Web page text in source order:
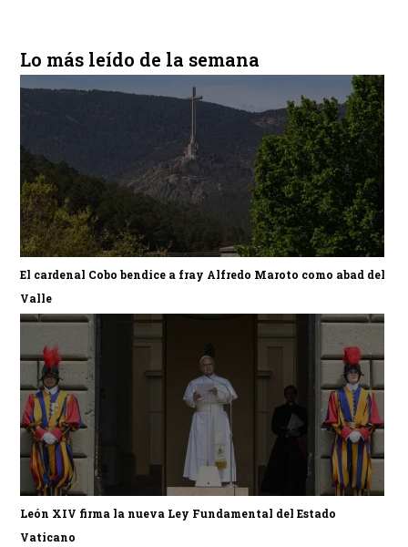
Lo más leído de la semana
El cardenal Cobo bendice a fray Alfredo Maroto como abad del
Valle
León XIV firma la nueva Ley Fundamental del Estado
Vaticano